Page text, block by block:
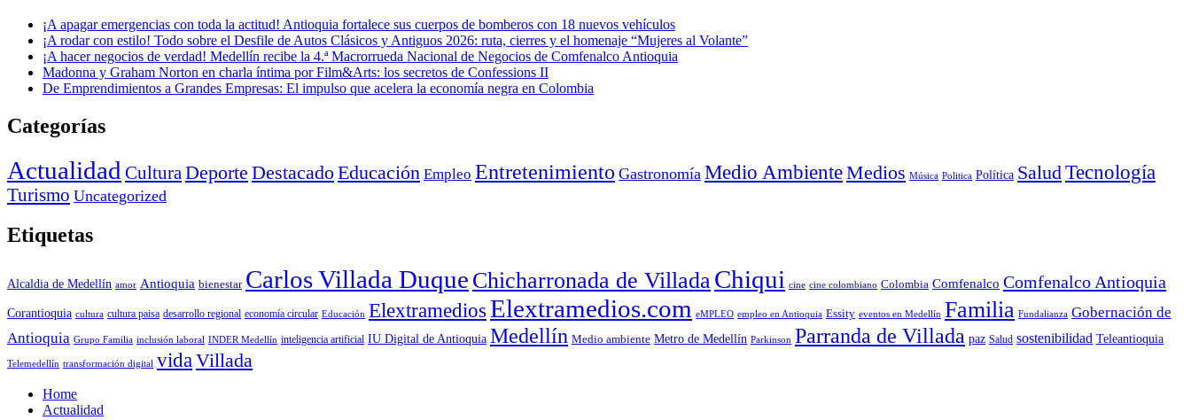
¡A apagar emergencias con toda la actitud! Antioquia fortalece sus cuerpos de bomberos con 18 nuevos vehículos
¡A rodar con estilo! Todo sobre el Desfile de Autos Clásicos y Antiguos 2026: ruta, cierres y el homenaje “Mujeres al Volante”
¡A hacer negocios de verdad! Medellín recibe la 4.ª Macrorrueda Nacional de Negocios de Comfenalco Antioquia
Madonna y Graham Norton en charla íntima por Film&Arts: los secretos de Confessions II
De Emprendimientos a Grandes Empresas: El impulso que acelera la economía negra en Colombia
Categorías
Actualidad CulturaDeporte DestacadoEducación Empleo Entretenimiento Gastronomía Medio AmbienteMedios Música Politica Política Salud Tecnología
Turismo Uncategorized
Etiquetas
Alcaldia de Medellín amor Antioquia bienestar Carlos Villada Duque Chicharronada de Villada Chiqui cine cine colombiano Colombia Comfenalco Comfenalco Antioquia
Corantioquia cultura cultura paisa desarrollo regional economía circular Educación ElextramediosElextramedios.com eMPLEO empleo en Antioquia Essity eventos en Medellín Familia Fundalianza Gobernación de
Antioquia Grupo Familia inclusión laboral INDER Medellín inteligencia artificial IU Digital de Antioquia Medellín Medio ambiente Metro de Medellín Parkinson Parranda de Villada paz Salud sostenibilidad Teleantioquia
Telemedellín transformación digital vida Villada
Home
Actualidad